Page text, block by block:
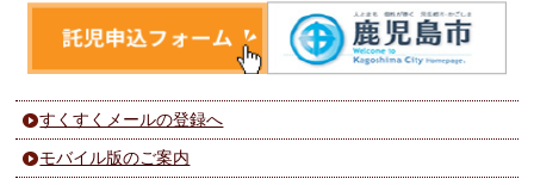
すくすくメールの登録へ
モバイル版のご案内